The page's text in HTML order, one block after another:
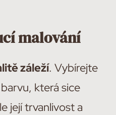
malování
záleží. Vybírejte
která sice
její trvanlivost a